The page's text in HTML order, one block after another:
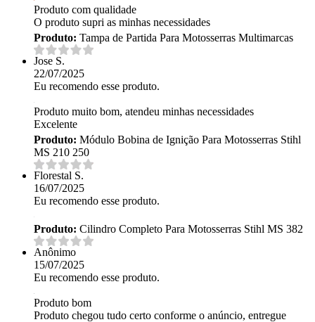
Produto com qualidade
O produto supri as minhas necessidades
Produto: Tampa de Partida Para Motosserras Multimarcas
Jose S.
22/07/2025
Eu recomendo esse produto.
Produto muito bom, atendeu minhas necessidades
Excelente
Produto: Módulo Bobina de Ignição Para Motosserras Stihl
MS 210 250
Florestal S.
16/07/2025
Eu recomendo esse produto.
Produto: Cilindro Completo Para Motosserras Stihl MS 382
Anônimo
15/07/2025
Eu recomendo esse produto.
Produto bom
Produto chegou tudo certo conforme o anúncio, entregue